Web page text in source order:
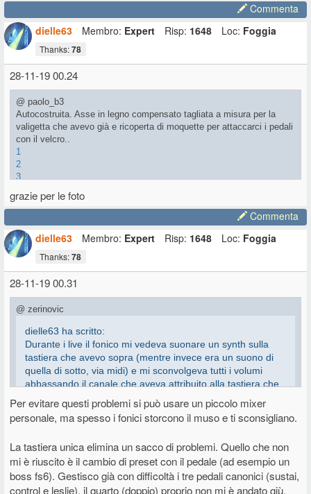
Commenta
dielle63
Membro: Expert Risp: 1648 Loc: Foggia
Thanks:78
28-11-19 00.24
@ paolo_b3
Autocostruita. Asse in legno compensato tagliata a misura per la
valigetta che avevo già e ricoperta di moquette per attaccarci i pedali
con il velcro..
1
2
3
nuova per la NS.
grazie per le foto
Commenta
dielle63
Membro: Expert Risp: 1648 Loc: Foggia
Thanks:78
28-11-19 00.31
@ zerinovic
dielle63 ha scritto:
Durante i live il fonico mi vedeva suonare un synth sulla
tastiera che avevo sopra (mentre invece era un suono di
quella di sotto, via midi) e mi sconvolgeva tutti i volumi
abbassando il canale che aveva attribuito alla tastiera che
avere una regolazione identica sul mixer per tutte e due le
tastiere.quindi gli dico sempre se mi vuoi alzare fallo per tutte e
due.ma ci provano sempre...
Per evitare questi problemi si può usare un piccolo mixer
personale, ma spesso i fonici storcono il muso e ti sconsigliano.
La tastiera unica elimina un sacco di problemi. Quello che non
mi è riuscito è il cambio di preset con il pedale (ad esempio un
boss fs6). Gestisco già con difficoltà i tre pedali canonici (sustai,
control e leslie), il quarto (doppio) proprio non mi è andato giù.